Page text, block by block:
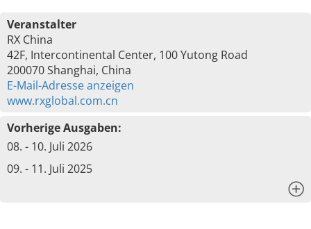
Veranstalter
RX China
42F, Intercontinental Center, 100 Yutong Road
200070 Shanghai, China
E-Mail-Adresse anzeigen
www.rxglobal.com.cn
Vorherige Ausgaben:
08. - 10. Juli 2026
09. - 11. Juli 2025